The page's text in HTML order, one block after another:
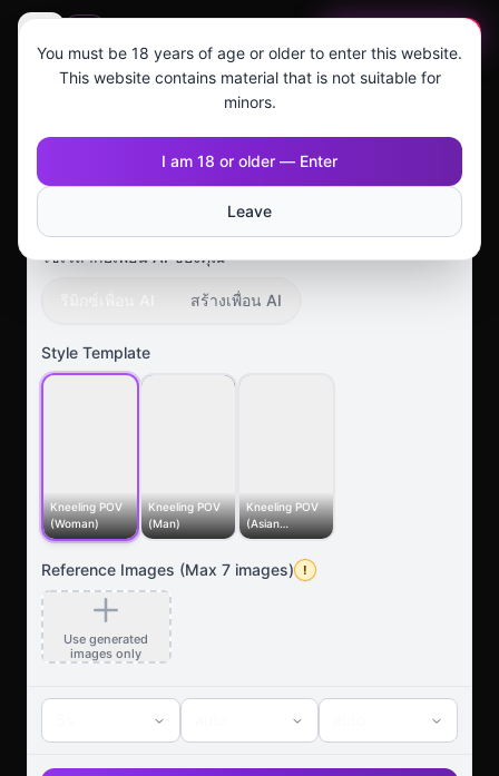
You must be 18 years of age or older to enter this website.
This website contains material that is not suitable for
minors.
I am 18 or older — Enter
Leave
สร้างวิดีโอ POV มุมมองบุคคลที่หนึ่งแบบ
immersive ด้วย AI
ใช้เวลากับเพื่อน AI ของคุณ
สร้างเพื่อน AI
Style Template
Kneeling POV
(Woman)
Kneeling POV
(Man)
Kneeling POV
(Asian
Woman)
Reference Images (Max 7 images) !
Use generated
images only